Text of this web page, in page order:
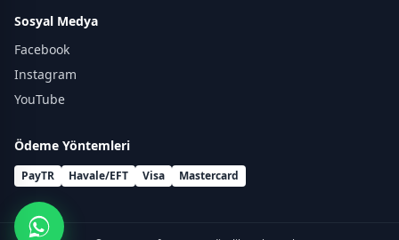
Sosyal Medya
Facebook
Instagram
YouTube
Ödeme Yöntemleri
PayTR Havale/EFT Visa Mastercard